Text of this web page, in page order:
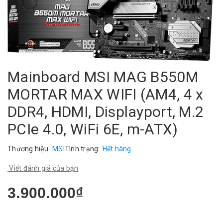
Mainboard MSI MAG B550M
MORTAR MAX WIFI (AM4, 4 x
DDR4, HDMI, Displayport, M.2
PCIe 4.0, WiFi 6E, m-ATX)
Thương hiệu: MSI Tình trạng: Hết hàng
Viết đánh giá của bạn
3.900.000₫